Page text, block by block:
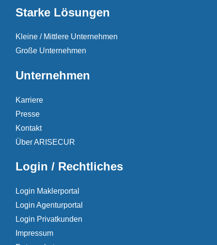
Starke Lösungen
Kleine / Mittlere Unternehmen
Große Unternehmen
Unternehmen
Karriere
Presse
Kontakt
Über ARISECUR
Login / Rechtliches
Login Maklerportal
Login Agenturportal
Login Privatkunden
Impressum